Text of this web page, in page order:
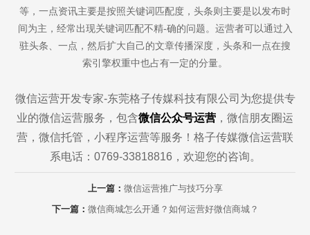
等，一点资讯主要是按照关键词匹配度，头条则主要是以发布时
间为主，经常出现关键词匹配不精-确的问题。运营者可以通过入
驻头条、一点，然后扩大自己的文章传播深度，头条和一点在搜
索引擎权重中也占有一定的分量。
微信运营开发专家-东莞格子传媒科技有限公司为您提供专
业的微信运营服务，包含微信公众号运营 ，微信朋友圈运
营，微信托管，小程序运营等服务！格子传媒微信运营联
系电话：0769-33818816，欢迎您的咨询。
上一篇： 微信运营推广与技巧分享
下一篇： 微信商城怎么开通？如何运营好微信商城？